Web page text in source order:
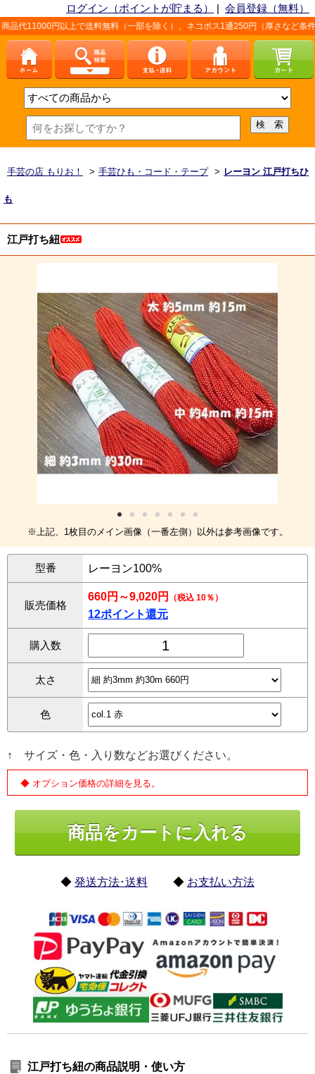
ログイン（ポイントが貯まる） | 会員登録（無料）
料無料（一部を除く）、ネコポス1通250円（厚さなど条件あり）。詳しくは
手芸の店 もりお！ > 手芸ひも・コード・テープ > レーヨン 江戸打ちひ
も
江戸打ち紐
※上記、1枚目のメイン画像（一番左側）以外は参考画像です。
型番 レーヨン100%
販売価格
660円～9,020円 （税込 10％）
12ポイント還元
購入数
太さ
色
↑ サイズ・色・入り数などお選びください。
◆ オプション価格の詳細を見る。
◆ 発送方法･送料 ◆ お支払い方法
江戸打ち紐の商品説明・使い方